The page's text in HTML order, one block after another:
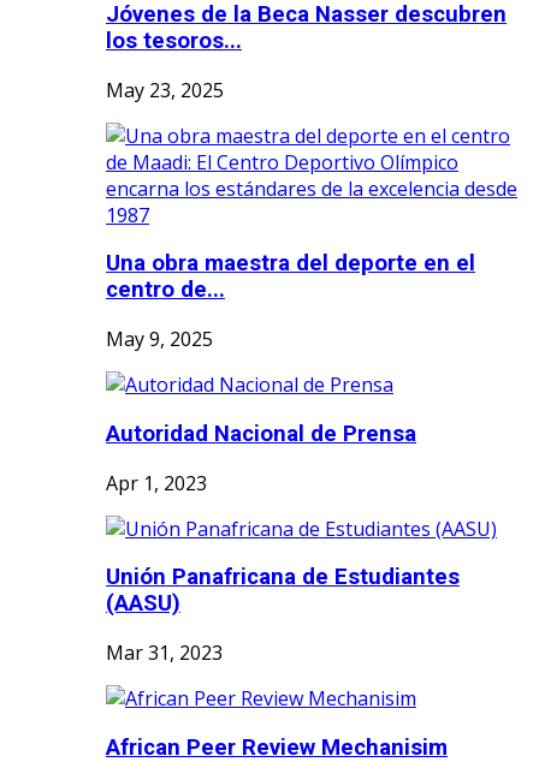
Jóvenes de la Beca Nasser descubren
los tesoros...
May 23, 2025
Una obra maestra del deporte en el
centro de...
May 9, 2025
Autoridad Nacional de Prensa
Apr 1, 2023
Unión Panafricana de Estudiantes
(AASU)
Mar 31, 2023
African Peer Review Mechanisim